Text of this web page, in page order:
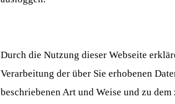
Durch die Nutzung dieser Webseite
Verarbeitung der über Sie erhobenen
beschriebenen Art und Weise und zu